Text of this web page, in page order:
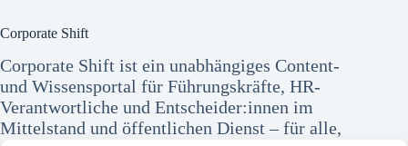
Corporate Shift
Corporate Shift ist ein unabhängiges Content-
und Wissensportal für Führungskräfte, HR-
Verantwortliche und Entscheider:innen im
Mittelstand und öffentlichen Dienst – für alle,